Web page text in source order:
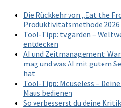
Die Rückkehr von „Eat the
Produktivitätsmethode
Tool-Tipp: tv.garden –
entdecken
AI und Zeitmanagement:
mag und was AI mit gutem
hat
Tool-Tipp: Mouseless –
Maus bedienen
So verbesserst du deine